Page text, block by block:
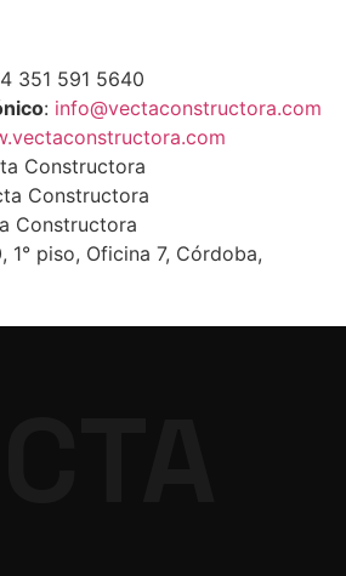
351 591 5640
: info@vectaconstructora.com
Constructora
Constructora
Constructora
1° piso, Oficina 7, Córdoba,